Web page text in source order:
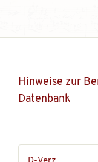
Hinweise zur
Datenbank